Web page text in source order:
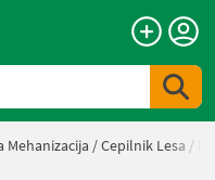
Mehanizacija /Cepilnik Lesa /